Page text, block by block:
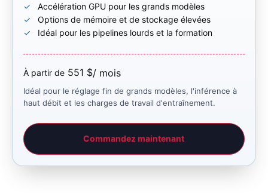
Accélération GPU pour les grands modèles
Options de mémoire et de stockage élevées
Idéal pour les pipelines lourds et la formation
À partir de 551 $/ mois
Idéal pour le réglage fin de grands modèles, l'inférence à
haut débit et les charges de travail d'entraînement.
Commandez maintenant